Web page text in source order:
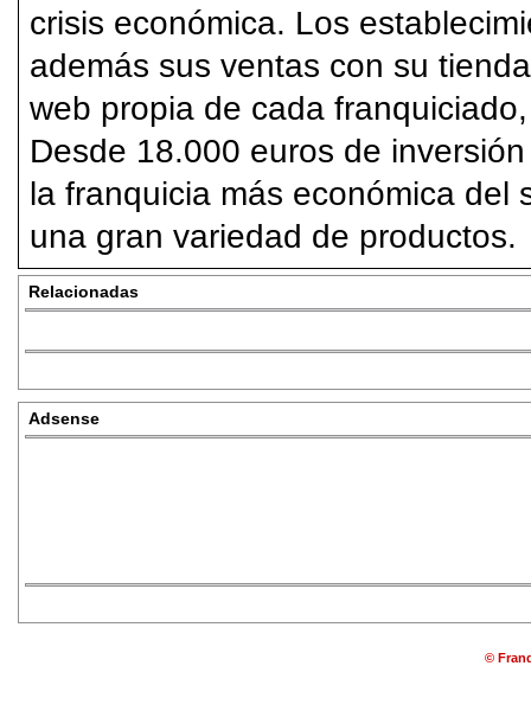
crisis económica. Los
además sus ventas con su
web propia de cada
Desde 18.000 euros de
la franquicia más económica del
una gran variedad de productos.
Relacionadas
Adsense
©